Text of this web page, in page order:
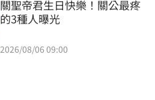
關聖帝君生日快樂！關公最疼
的3種人曝光
2026/08/06 09:00